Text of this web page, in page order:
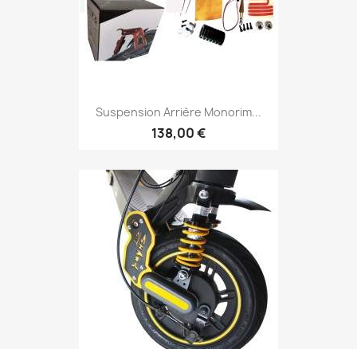
Suspension Arrière Monorim...
138,00 €